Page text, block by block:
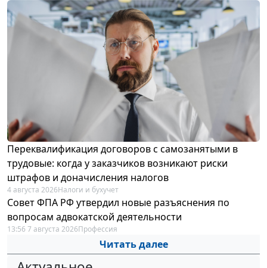
Переквалификация договоров с самозанятыми в
трудовые: когда у заказчиков возникают риски
штрафов и доначисления налогов
4 августа 2026Налоги и бухучет
Совет ФПА РФ утвердил новые разъяснения по
вопросам адвокатской деятельности
13:56 7 августа 2026Профессия
Читать далее